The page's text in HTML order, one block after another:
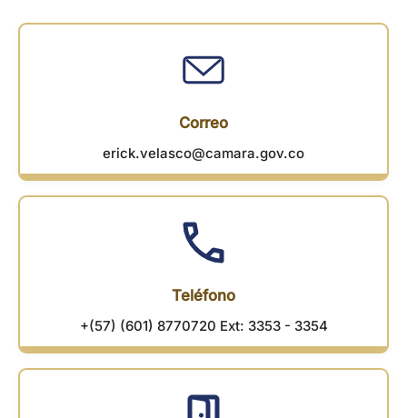
Correo
erick.velasco@camara.gov.co
Teléfono
+(57) (601) 8770720 Ext: 3353 - 3354